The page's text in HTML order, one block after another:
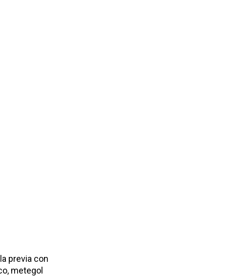
previa con
metegol